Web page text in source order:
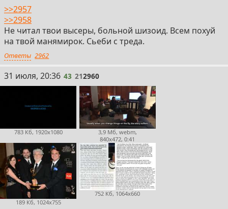
>>2957
>>2958
Не читал твои высеры, больной шизоид. Всем похуй
на твой манямирок. Сьеби с треда.
Ответы 2962
43
31 июля, 20:36 43 212960
783 Кб, 1920x1080
3,9 Мб, webm,
840x472, 0:41
189 Кб, 1024x755
752 Кб, 1064x660